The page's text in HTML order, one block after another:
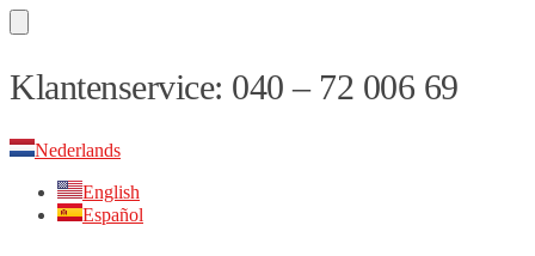
Skip
to
Skip
to
Klantenservice: 040 – 72 006 69
Nederlands
English
Español